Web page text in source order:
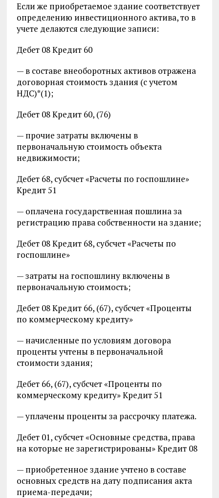
Если же приобретаемое здание соответствует
определению инвестиционного актива, то в
учете делаются следующие записи:
Дебет 08 Кредит 60
— в составе внеоборотных активов отражена
договорная стоимость здания (с учетом
НДС)*(1);
Дебет 08 Кредит 60, (76)
— прочие затраты включены в
первоначальную стоимость объекта
недвижимости;
Дебет 68, субсчет «Расчеты по госпошлине»
Кредит 51
— оплачена государственная пошлина за
регистрацию права собственности на здание;
Дебет 08 Кредит 68, субсчет «Расчеты по
госпошлине»
— затраты на госпошлину включены в
первоначальную стоимость;
Дебет 08 Кредит 66, (67), субсчет «Проценты
по коммерческому кредиту»
— начисленные по условиям договора
проценты учтены в первоначальной
стоимости здания;
Дебет 66, (67), субсчет «Проценты по
коммерческому кредиту» Кредит 51
— уплачены проценты за рассрочку платежа.
Дебет 01, субсчет «Основные средства, права
на которые не зарегистрированы» Кредит 08
— приобретенное здание учтено в составе
основных средств на дату подписания акта
приема-передачи;